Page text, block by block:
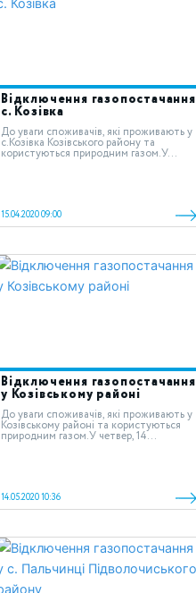
Відключення газопостачання
с. Козівка
До уваги споживачів, які проживають у
c.Козівка Козівського району та
користуються природним газом.У...
15.04.2020 09:00
Відключення газопостачання
у Козівському районі
До уваги споживачів, які проживають у
Козівському районі та користуються
природним газом.У четвер, 14...
14.05.2020 10:36